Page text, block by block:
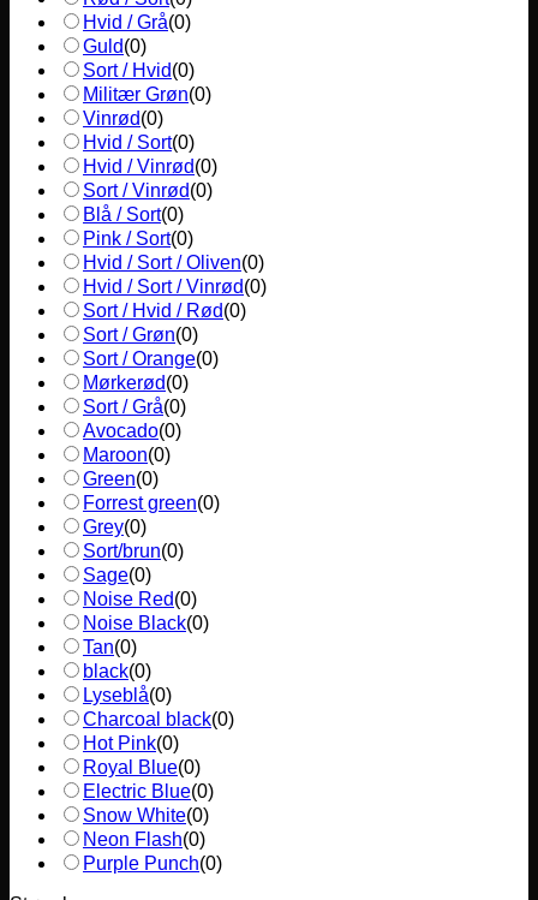
Hvid / Grå(0)
Guld(0)
Sort / Hvid(0)
Militær Grøn(0)
Vinrød(0)
Hvid / Sort(0)
Hvid / Vinrød(0)
Sort / Vinrød(0)
Blå / Sort(0)
Pink / Sort(0)
Hvid / Sort / Oliven(0)
Hvid / Sort / Vinrød(0)
Sort / Hvid / Rød(0)
Sort / Grøn(0)
Sort / Orange(0)
Mørkerød(0)
Sort / Grå(0)
Avocado(0)
Maroon(0)
Green(0)
Forrest green(0)
Grey(0)
Sort/brun(0)
Sage(0)
Noise Red(0)
Noise Black(0)
Tan(0)
black(0)
Lyseblå(0)
Charcoal black(0)
Hot Pink(0)
Royal Blue(0)
Electric Blue(0)
Snow White(0)
Neon Flash(0)
Purple Punch(0)